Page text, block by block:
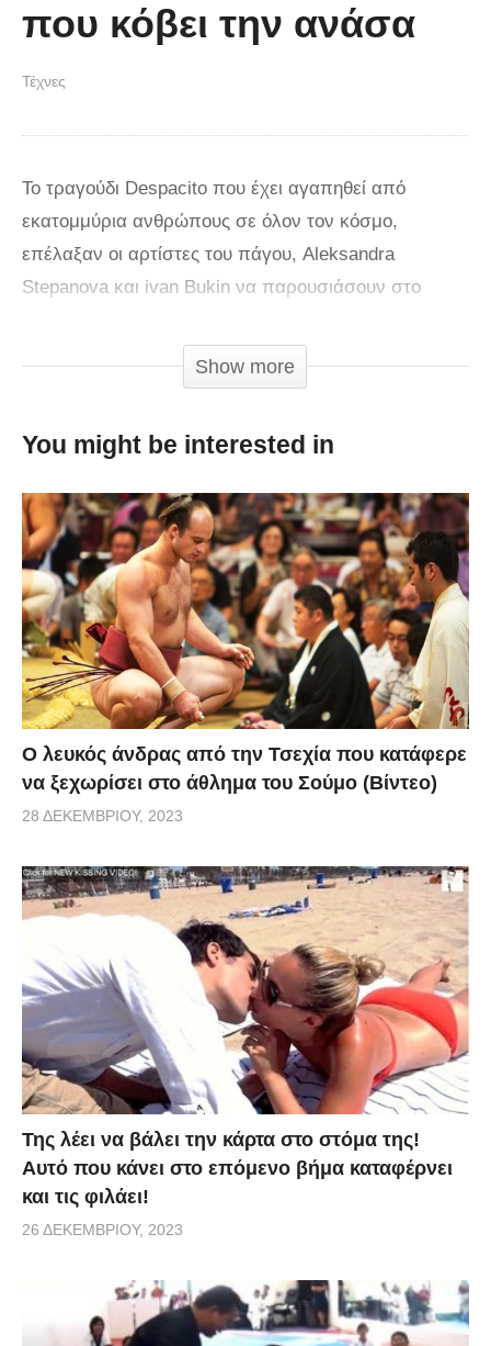
(video)
που κόβει την ανάσα
Τέχνες
Το τραγούδι Despacito που έχει αγαπηθεί από
εκατομμύρια ανθρώπους σε όλον τον κόσμο,
επέλαξαν οι αρτίστες του πάγου, Aleksandra
Stepanova και ivan Bukin να παρουσιάσουν στο
εκπληκτική χορογραφία που μέχρι στιγμής έχει
συγκεντρώσει 3 εκατομμύρια views στο Youtube.
Show more
You might be interested in
Ο λευκός άνδρας από την Τσεχία που κατάφερε
να ξεχωρίσει στο άθλημα του Σούμο (Βίντεο)
28 ΔΕΚΕΜΒΡΊΟΥ, 2023
Της λέει να βάλει την κάρτα στο στόμα της!
Αυτό που κάνει στο επόμενο βήμα καταφέρνει
και τις φιλάει!
26 ΔΕΚΕΜΒΡΊΟΥ, 2023